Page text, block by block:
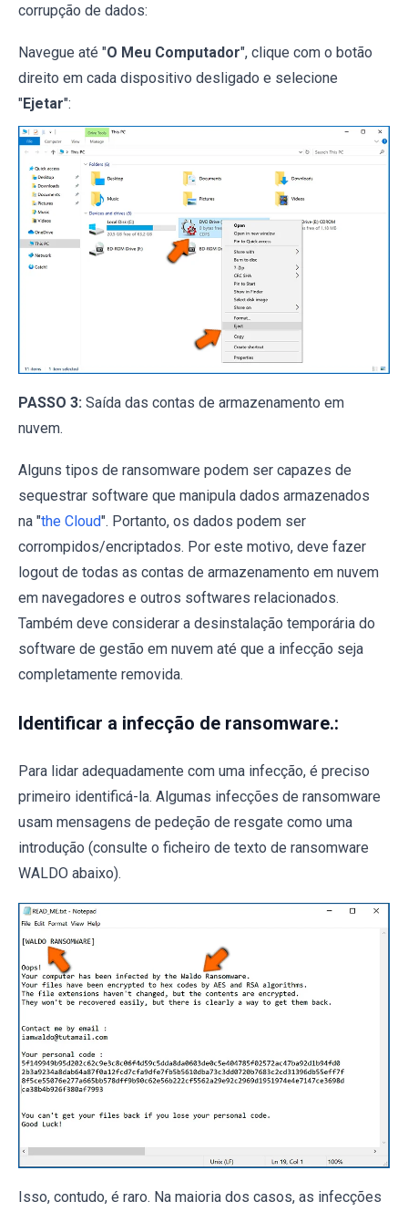
corrupção de dados:
Navegue até "O Meu Computador", clique com o botão
direito em cada dispositivo desligado e selecione
"Ejetar":
PASSO 3: Saída das contas de armazenamento em
nuvem.
Alguns tipos de ransomware podem ser capazes de
sequestrar software que manipula dados armazenados
na "the Cloud". Portanto, os dados podem ser
corrompidos/encriptados. Por este motivo, deve fazer
logout de todas as contas de armazenamento em nuvem
em navegadores e outros softwares relacionados.
Também deve considerar a desinstalação temporária do
software de gestão em nuvem até que a infecção seja
completamente removida.
Identificar a infecção de ransomware.:
Para lidar adequadamente com uma infecção, é preciso
primeiro identificá-la. Algumas infecções de ransomware
usam mensagens de pedeção de resgate como uma
introdução (consulte o ficheiro de texto de ransomware
WALDO abaixo).
Isso, contudo, é raro. Na maioria dos casos, as infecções